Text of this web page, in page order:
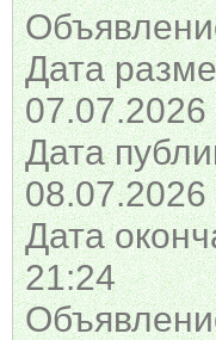
Дата
Дата
Дата
21:24